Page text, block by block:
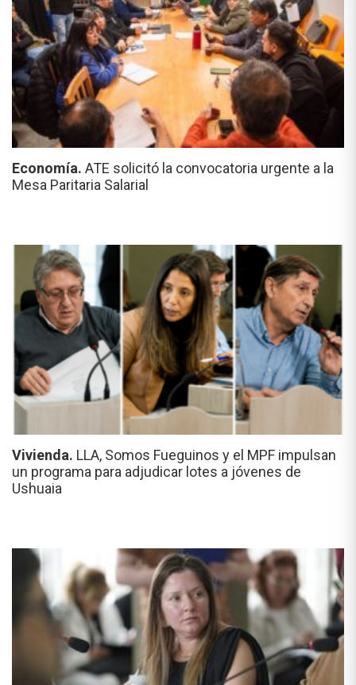
Economía. ATE solicitó la convocatoria urgente a la
Mesa Paritaria Salarial
Vivienda. LLA, Somos Fueguinos y el MPF impulsan
un programa para adjudicar lotes a jóvenes de
Ushuaia